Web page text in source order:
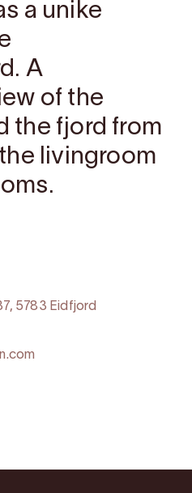
a unike
A
of the
the fjord from
livingroom
5783 Eidfjord